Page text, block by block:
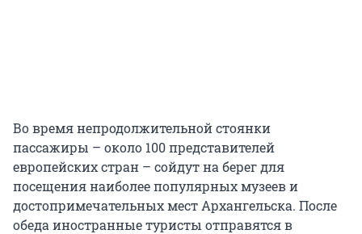
Во время непродолжительной стоянки
пассажиры – около 100 представителей
европейских стран – сойдут на берег для
посещения наиболее популярных музеев и
достопримечательных мест Архангельска. После
обеда иностранные туристы отправятся в